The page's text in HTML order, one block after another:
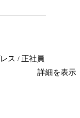
ス / 正社員
詳細を表示